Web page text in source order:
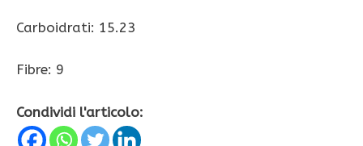
Carboidrati: 15.23
Fibre: 9
Condividi l'articolo: